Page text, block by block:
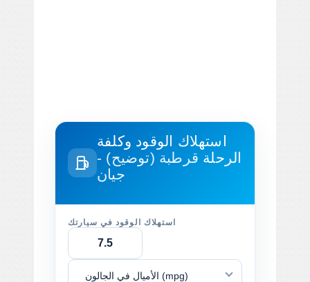
استهلاك الوقود وكلفة
الرحلة قرطبة (توضيح) -
جيان
استهلاك الوقود في سيارتك
الأميال في الجالون (mpg)